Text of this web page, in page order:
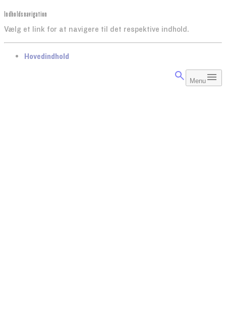
Indholdsnavigation
Vælg et link for at navigere til det respektive indhold.
gå til
Hovedindhold
Menu